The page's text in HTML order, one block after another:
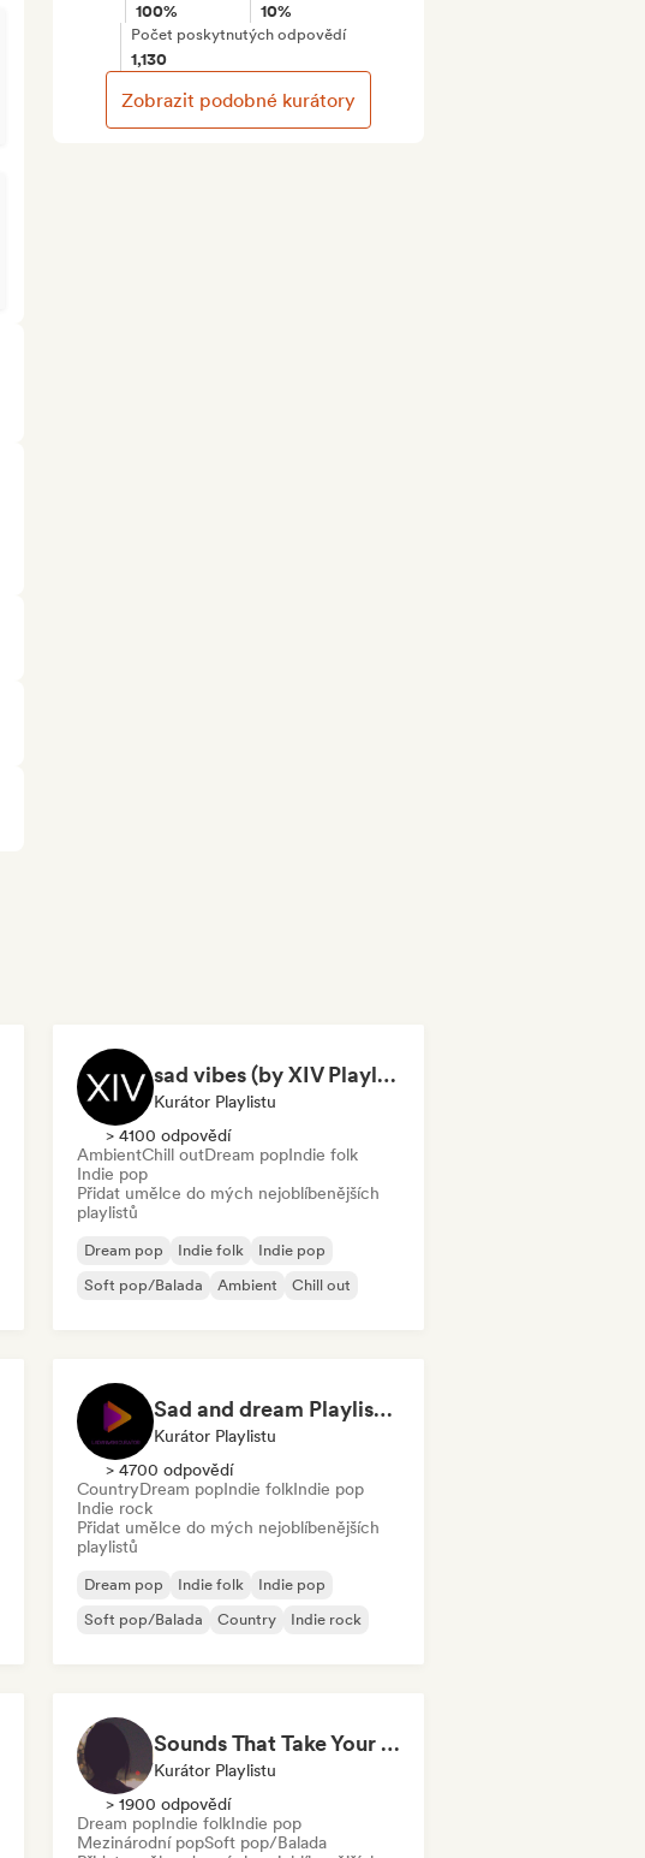
100% 10%
Počet poskytnutých odpovědí
1,130
Zobrazit podobné kurátory
sad vibes (by XIV Playlists)
Kurátor Playlistu
> 4100 odpovědí
AmbientChill outDream popIndie folk
Indie pop
Přidat umělce do mých nejoblíbenějších
playlistů
Dream pop Indie folk
Indie pop
Soft pop/Balada
Ambient Chill out
Sad and dream Playlist by Ladaniwski
Kurátor Playlistu
> 4700 odpovědí
CountryDream popIndie folkIndie pop
Indie rock
Přidat umělce do mých nejoblíbenějších
playlistů
Dream pop Indie folk
Indie pop
Soft pop/Balada
Country Indie rock
Sounds That Take Your Breath Away
Kurátor Playlistu
> 1900 odpovědí
Dream popIndie folkIndie pop
Mezinárodní popSoft pop/Balada